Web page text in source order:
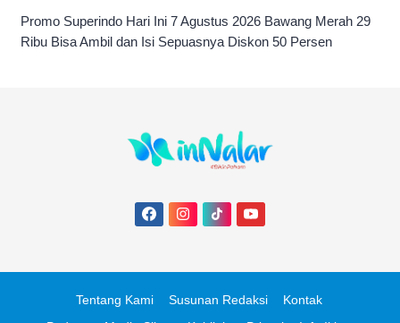
Promo Superindo Hari Ini 7 Agustus 2026 Bawang Merah 29
Ribu Bisa Ambil dan Isi Sepuasnya Diskon 50 Persen
Tentang Kami Susunan Redaksi
Kontak